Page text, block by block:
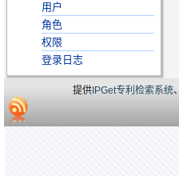
用户
角色
权限
登录日志
提供IPGet专利检索系统、